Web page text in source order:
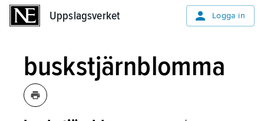
Uppslagsverket Logga in
buskstjärnblomma